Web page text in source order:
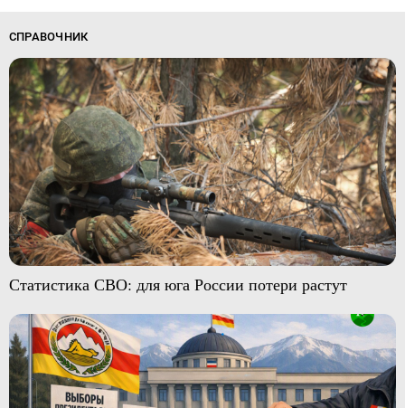
СПРАВОЧНИК
Статистика СВО: для юга России потери растут